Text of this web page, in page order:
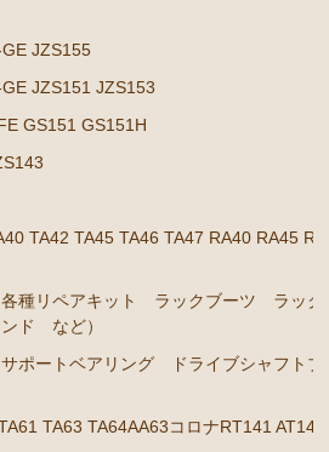
JZS155
JZS151 JZS153
GS151 GS151H
TA42 TA45 TA46 TA47 RA40 RA45
各種リペアキット ラックブーツ ラック
ド など）
ポートベアリング ドライブシャフトブ
TA63 TA64AA63コロナRT141